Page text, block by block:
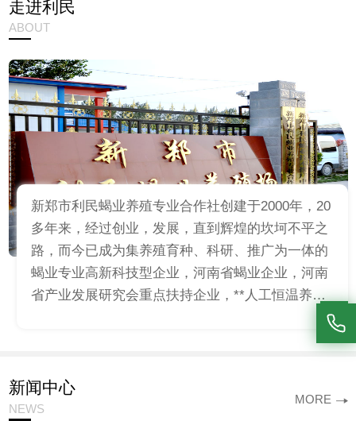
走进利民
ABOUT
新郑市利民蝎业养殖专业合作社创建于2000年，20
多年来，经过创业，发展，直到辉煌的坎坷不平之
路，而今已成为集养殖育种、科研、推广为一体的
蝎业专业高新科技型企业，河南省蝎业企业，河南
省产业发展研究会重点扶持企业，**人工恒温养蝎
新闻中心
NEWS
MORE